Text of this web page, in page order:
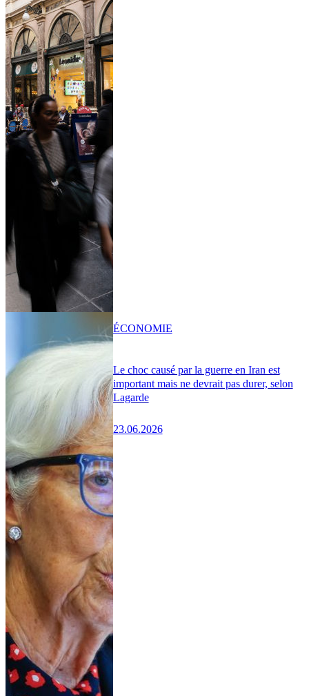
Le choc causé par la guerre en Iran est
important mais ne devrait pas durer, selon
Lagarde
23.06.2026
ÉCONOMIE